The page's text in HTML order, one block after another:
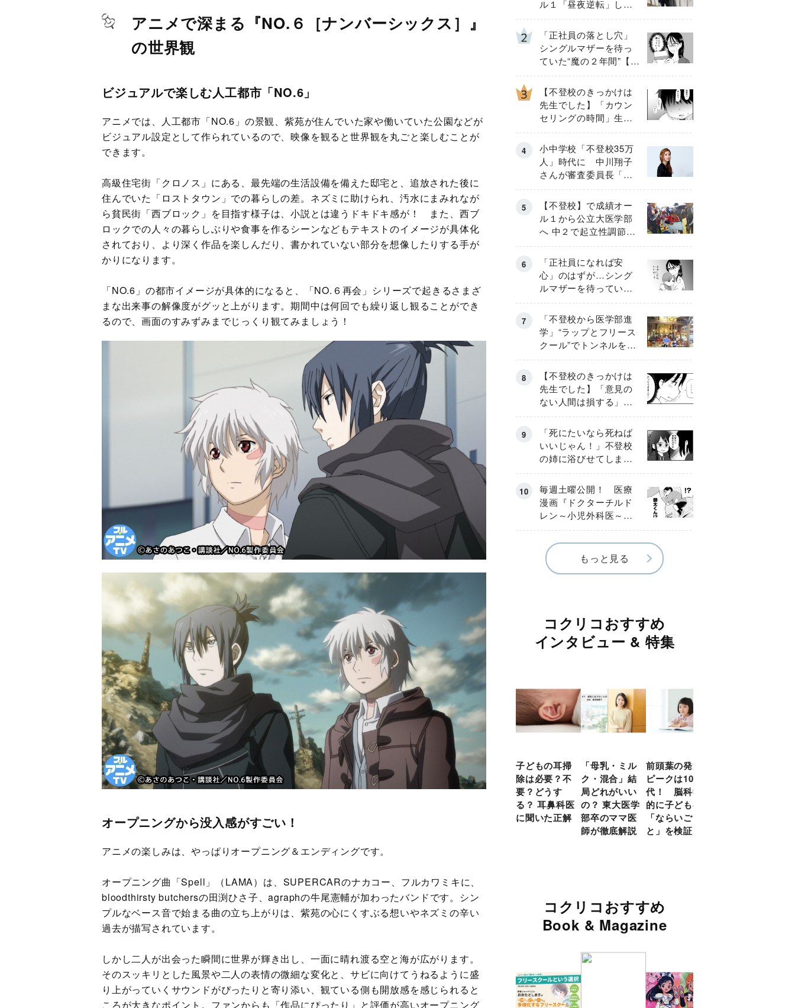
アニメで深まる『NO.６［ナンバーシックス］』
の世界観
ビジュアルで楽しむ人工都市「NO.6」
アニメでは、人工都市「NO.6」の景観、紫苑が住んでいた家や働いていた公園などが
ビジュアル設定として作られているので、映像を観ると世界観を丸ごと楽しむことが
できます。
高級住宅街「クロノス」にある、最先端の生活設備を備えた邸宅と、追放された後に
住んでいた「ロストタウン」での暮らしの差。ネズミに助けられ、汚水にまみれなが
ら貧民街「西ブロック」を目指す様子は、小説とは違うドキドキ感が！ また、西ブ
ロックでの人々の暮らしぶりや食事を作るシーンなどもテキストのイメージが具体化
されており、より深く作品を楽しんだり、書かれていない部分を想像したりする手が
かりになります。
「NO.6」の都市イメージが具体的になると、「NO.６再会」シリーズで起きるさまざ
まな出来事の解像度がグッと上がります。期間中は何回でも繰り返し観ることができ
るので、画面のすみずみまでじっくり観てみましょう！
オープニングから没入感がすごい！
アニメの楽しみは、やっぱりオープニング＆エンディングです。
オープニング曲「Spell」（LAMA）は、SUPERCARのナカコー、フルカワミキに、
bloodthirsty butchersの田渕ひさ子、agraphの牛尾憲輔が加わったバンドです。シン
プルなベース音で始まる曲の立ち上がりは、紫苑の心にくすぶる想いやネズミの辛い
過去が描写されています。
しかし二人が出会った瞬間に世界が輝き出し、一面に晴れ渡る空と海が広がります。
そのスッキリとした風景や二人の表情の微細な変化と、サビに向けてうねるように盛
り上がっていくサウンドがぴったりと寄り添い、観ている側も開放感を感じられると
ころが大きなポイント。ファンからも「作品にぴったり」と評価が高いオープニング
ル１「昼夜逆転」した
わが子を”夜遊び”に連れ
出した母の気づき
「正社員の落とし穴」
シングルマザーを待っ
ていた“魔の２年間”【後
編】
【不登校のきっかけは
先生でした】「カウン
セリングの時間」生徒
の情報をバラしたの
は…《第２話》
小中学校「不登校35万
人」時代に 中川翔子
さんが審査委員長「不
登校生動画甲子園
2026」が開催
【不登校】で成績オー
ル１から公立大医学部
へ 中２で起立性調節障
害「治るまで３年」の
診断 そのとき母は
「正社員になれば安
心」のはずが…シング
ルマザーを待ってい
た“魔の２年間”【前編】
「不登校から医学部進
学」“ラップとフリース
クール”でトンネルを脱
して高校受験へ〔元野
球少年の実話〕
【不登校のきっかけは
先生でした】「意見の
ない人間は損する」担
任の一言が苦しみに…
《第１話》
「死にたいなら死ねば
いいじゃん！」不登校
の姉に浴びせてしまっ
た言葉【番外編・後
編】
毎週土曜公開！ 医療
漫画『ドクターチルド
レン～小児外科医～』
【Episode.４】
もっと見る
コクリコおすすめ
インタビュー & 特集
子どもの耳掃
除は必要？不
要？どうす
る？ 耳鼻科医
に聞いた正解
「母乳・ミル
ク・混合」結
局どれがいい
の？ 東大医学
部卒のママ医
師が徹底解説
前頭葉の発達
ピークは10
代！ 脳科学
的に子どもの
「ならいご
と」を検証
コクリコおすすめ
Book & Magazine